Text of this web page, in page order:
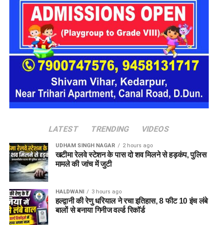
अचानक बाढ़ जैसी परिस्थितियां भी बन सकती हैं।
LATEST TRENDING VIDEOS
UDHAM SINGH NAGAR 2 hours ago
खटीमा रेलवे स्टेशन के पास दो शव मिलने से हड़कंप, पुलिस
मामले की जांच में जुटी
HALDWANI 3 hours ago
हल्द्वानी की रेणु धरियाल ने रचा इतिहास, 8 फीट 10 इंच लंबे
बालों से बनाया गिनीज वर्ल्ड रिकॉर्ड